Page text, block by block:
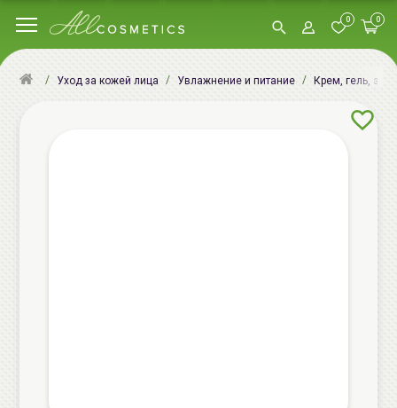
0 0
Уход за кожей лица Увлажнение и питание Крем, гель,